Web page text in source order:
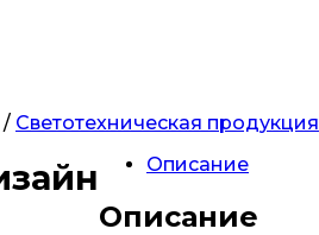
/ Светотехническая продукция
Описание
Описание